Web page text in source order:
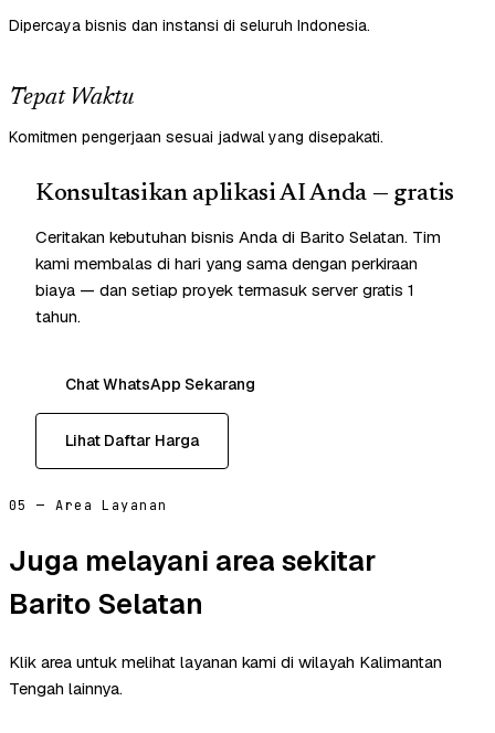
Dipercaya bisnis dan instansi di seluruh Indonesia.
Tepat Waktu
Komitmen pengerjaan sesuai jadwal yang disepakati.
Konsultasikan aplikasi AI Anda — gratis
Ceritakan kebutuhan bisnis Anda di Barito Selatan. Tim
kami membalas di hari yang sama dengan perkiraan
biaya — dan setiap proyek termasuk server gratis 1
tahun.
Chat WhatsApp Sekarang
Lihat Daftar Harga
05 — Area Layanan
Juga melayani area sekitar
Barito Selatan
Klik area untuk melihat layanan kami di wilayah Kalimantan
Tengah lainnya.